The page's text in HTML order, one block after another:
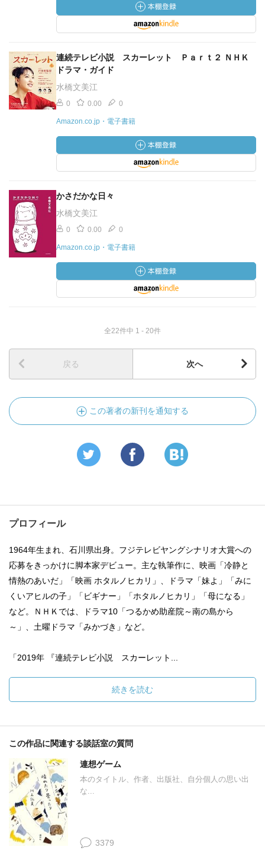
連続テレビ小説 スカーレット Ｐａｒｔ２ ＮＨＫ
ドラマ・ガイド
水橋文美江
0 0.00 0
Amazon.co.jp・電子書籍
かさだかな日々
水橋文美江
0 0.00 0
Amazon.co.jp・電子書籍
全22件中 1 - 20件
戻る 次へ
この著者の新刊を通知する
プロフィール
1964年生まれ、石川県出身。フジテレビヤングシナリオ大賞への
応募をきっかけに脚本家デビュー。主な執筆作に、映画「冷静と
情熱のあいだ」「映画 ホタルノヒカリ」、ドラマ「妹よ」「みに
くいアヒルの子」「ビギナー」「ホタルノヒカリ」「母になる」
など。ＮＨＫでは、ドラマ10「つるかめ助産院～南の島から
～」、土曜ドラマ「みかづき」など。
「2019年 『連続テレビ小説 スカーレット...
続きを読む
この作品に関連する談話室の質問
連想ゲーム
本のタイトル、作者、出版社、自分個人の思い出
な...
3379